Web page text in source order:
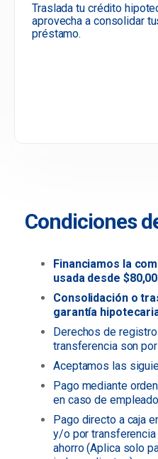
Traslada tu crédito
aprovecha a consolidar
préstamo.
Condiciones
Financiamos la
usada desde
Consolidación o
garantía
Derechos de
transferencia son
Aceptamos las
Pago mediante
en caso de
Pago directo a caja
y/o por
ahorro (Aplica solo